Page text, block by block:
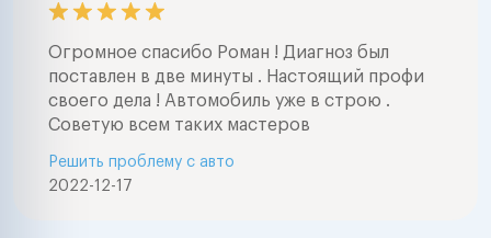
Огромное спасибо Роман ! Диагноз был
поставлен в две минуты . Настоящий профи
своего дела ! Автомобиль уже в строю .
Советую всем таких мастеров
2022-12-17
Решить проблему с авто